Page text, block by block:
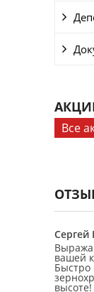
Все
Сергей
вашей
Быстро